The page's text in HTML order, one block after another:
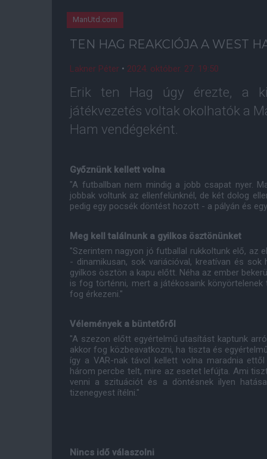
ManUtd.com
TEN HAG REAKCIÓJA A WEST
Lakner Péter • 2024. október. 27. 19:50
Erik ten Hag úgy érezte, a
játékvezetés voltak okolhatók a
Ham vendégeként.
Győznünk kellett volna
"A futballban nem mindig a jobb csapat nyer.
jobbak voltunk az ellenfelünknél, de két dolog
pedig egy pocsék döntést hozott - a pályán és
Meg kell találnunk a gyilkos ösztönünket
"Szerintem nagyon jó futballal rukkoltunk elő, az
- dinamikusan, sok variációval, kreatívan és
gyilkos ösztön a kapu előtt. Néha az ember
is fog történni, mert a játékosaink
fog érkezeni."
Vélemények a büntetőről
"A szezon előtt egyértelmű utasítást kaptunk
akkor fog közbeavatkozni, ha tiszta és
így a VAR-nak távol kellett volna maradnia
három percbe telt, mire az esetet lefújta. Ami
venni a szituációt és a döntésnek ilyen
tizenegyest ítélni."
Nincs idő válaszolni